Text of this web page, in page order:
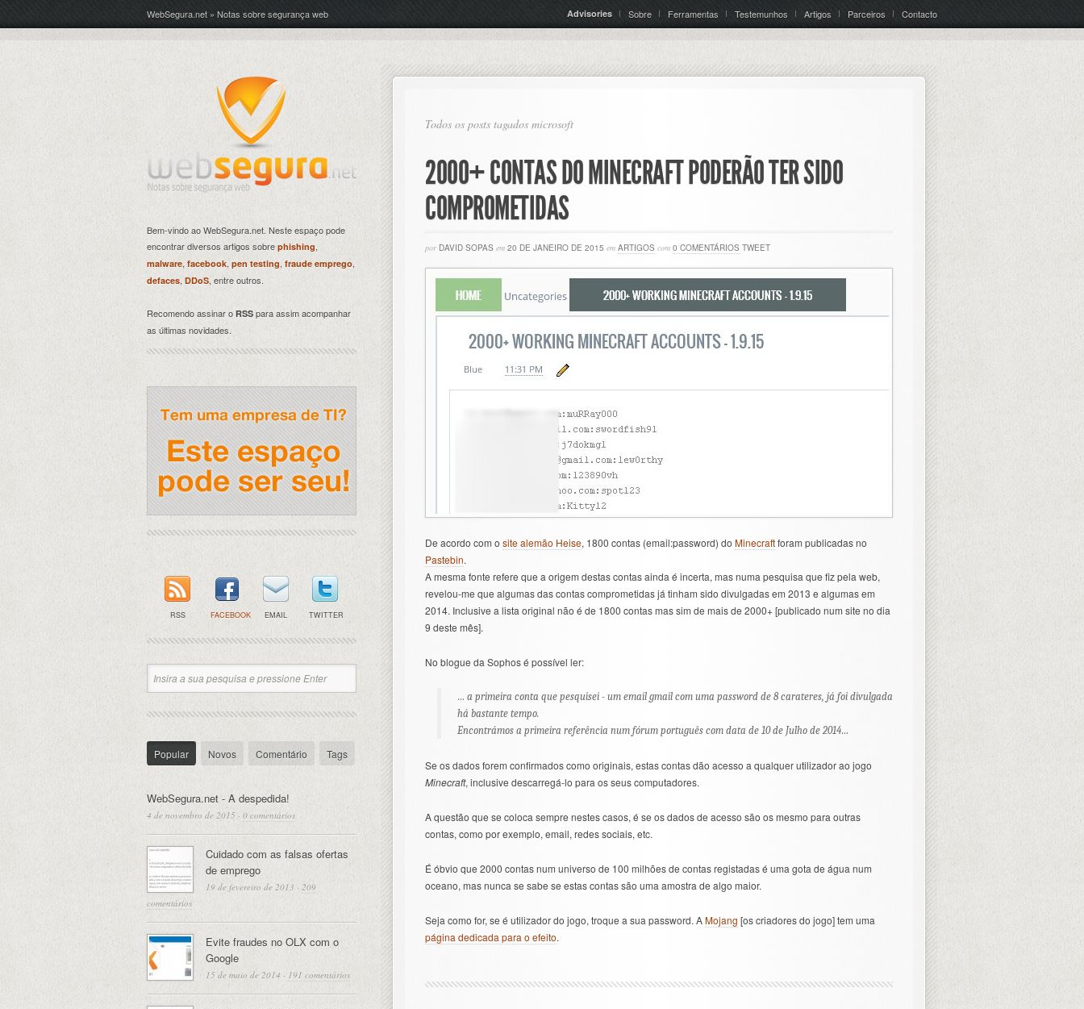
WebSegura.net » Notas sobre segurança web Advisories Sobre Ferramentas Testemunhos Artigos Parceiros Contacto
Todos os posts tagados microsoft
2000+ CONTAS DO MINECRAFT PODERÃO TER SIDO
COMPROMETIDAS
por DAVID SOPAS em 20 DE JANEIRO DE 2015 em ARTIGOS com 0 COMENTÁRIOS TWEET
De acordo com o site alemão Heise, 1800 contas (email:password) do Minecraftforam publicadas no
Pastebin.
A mesma fonte refere que a origem destas contas ainda é incerta, mas numa pesquisa que fiz pela web,
revelou-me que algumas das contas comprometidas já tinham sido divulgadas em 2013 e algumas em
2014. Inclusive a lista original não é de 1800 contas mas sim de mais de 2000+ [publicado num site no dia
9 deste mês].
No blogue da Sophos é possível ler:
… a primeira conta que pesquisei - um email gmail com uma password de 8 carateres, já foi divulgada
há bastante tempo.
Encontrámos a primeira referência num fórum português com data de 10 de Julho de 2014…
Se os dados forem confirmados como originais, estas contas dão acesso a qualquer utilizador ao jogo
Minecraft, inclusive descarregá-lo para os seus computadores.
A questão que se coloca sempre nestes casos, é se os dados de acesso são os mesmo para outras
contas, como por exemplo, email, redes sociais, etc.
É óbvio que 2000 contas num universo de 100 milhões de contas registadas é uma gota de água num
oceano, mas nunca se sabe se estas contas são uma amostra de algo maior.
Seja como for, se é utilizador do jogo, troque a sua password. AMojang [os criadores do jogo] tem uma
página dedicada para o efeito.
Bem-vindo ao WebSegura.net. Neste espaço pode
encontrar diversos artigos sobre phishing,
malware, facebook, pen testing, fraude emprego,
defaces DDoS, entre outros.
Recomendo assinar o RSS para assim acompanhar
as últimas novidades.
RSS FACEBOOK EMAIL TWITTER
Popular Novos Comentário Tags
WebSegura.net - A despedida!
4 de novembro de 2015 · 0 comentários
Cuidado com as falsas ofertas
de emprego
19 de fevereiro de 2013 · 209
comentários
Evite fraudes no OLX com o
Google
15 de maio de 2014 · 191 comentários